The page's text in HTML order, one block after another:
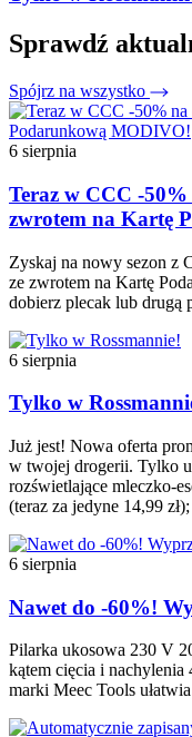
Sprawdź
Spójrz na wszystko
6 sierpnia
Teraz w CCC -
zwrotem na Kartę
Zyskaj na nowy sezon z
ze zwrotem na Kartę
dobierz plecak lub drugą
6 sierpnia
Tylko w
Już jest! Nowa oferta
w twojej drogerii. Tylko
rozświetlające mleczko-
(teraz za jedyne 14,99
6 sierpnia
Nawet do -60%!
Pilarka ukosowa 230 V
kątem cięcia i
marki Meec Tools